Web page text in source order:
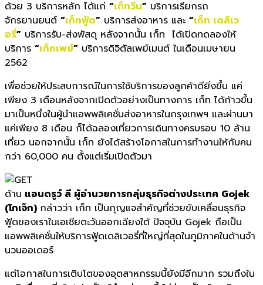
ด้วย 3 บริการหลัก ได้แก่ “เก็ทวิน” บริการเรียกรถ
จักรยานยนต์ “เก็ทฟู้ด” บริการส่งอาหาร และ “เก็ท เดลิเว
อรี่” บริการรับ-ส่งพัสดุ หลังจากนั้น เก็ท ได้เปิดทดลองให้
บริการ “เก็ทเพย์” บริการดิจิตัลเพย์เมนต์ ในเดือนเมษายน
2562
เพื่อช่วยให้ประสบการณ์ในการใช้บริการของลูกค้าดียิ่งขึ้น แค่
เพียง 3 เดือนหลังจากเปิดตัวอย่างเป็นทางการ เก็ท ได้ก้าวขึ้น
มาเป็นหนึ่งในผู้นำแอพพลิเคชั่นส่งอาหารในกรุงเทพฯ และผ่านมา
แค่เพียง 8 เดือน ก็ได้ฉลองเที่ยวการเดินทางครบรอบ 10 ล้าน
เที่ยว นอกจากนั้น เก็ท ยังได้สร้างโอกาสในการทำงานให้กับคน
กว่า 60,000 คน ตั้งแต่เริ่มเปิดตัวมา
ด้าน แอนดรูว์ ลี ผู้อำนวยการกลุ่มธุรกิจต่างประเทศ Gojek
(โกเจ็ก) กล่าวว่า เก็ท เป็นกุญแจสำคัญที่ช่วยขับเคลื่อนธุรกิจ
ฟู้ดของเราในเอเชียตะวันออกเฉียงใต้ ปัจจุบัน Gojek ถือเป็น
แอพพลิเคชั่นให้บริการฟู้ดเดลิเวอรี่ที่ใหญ่ที่สุดในภูมิภาคในด้านจำ
นวนออเดอร์
แต่โอกาสในการเติบโตของอุตสาหกรรมนี้ยังมีอีกมาก รวมถึงใน